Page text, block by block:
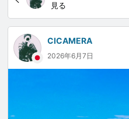
見る
CICAMERA
2026年6月7日